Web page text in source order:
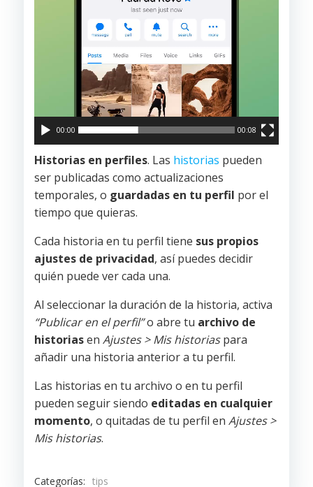
00:00 00:08
Historias en perfiles. Las historias pueden
ser publicadas como actualizaciones
temporales, o guardadas en tu perfil por el
tiempo que quieras.
Cada historia en tu perfil tiene sus propios
ajustes de privacidad, así puedes decidir
quién puede ver cada una.
Al seleccionar la duración de la historia, activa
“Publicar en el perfil”o abre tu archivo de
historiasen Ajustes > Mis historiaspara
añadir una historia anterior a tu perfil.
Las historias en tu archivo o en tu perfil
pueden seguir siendo editadas en cualquier
momento, o quitadas de tu perfil en Ajustes >
Mis historias.
Categorías: tips